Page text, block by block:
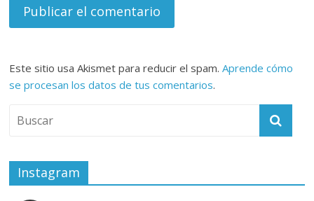
Este sitio usa Akismet para reducir el spam.Aprende cómo
se procesan los datos de tus comentarios.
Instagram